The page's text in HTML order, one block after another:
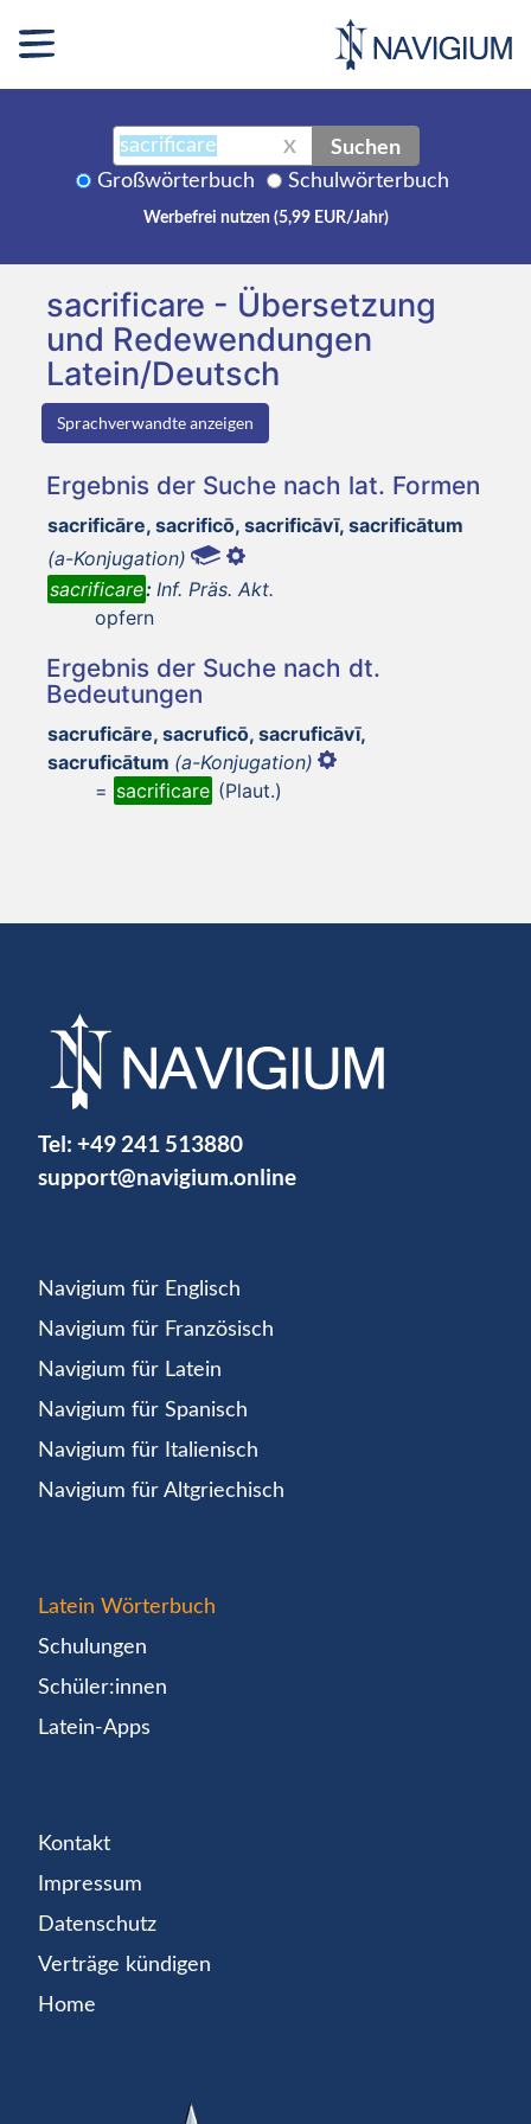
X Suchen
Großwörterbuch Schulwörterbuch
Werbefrei nutzen (5,99 EUR/Jahr)
sacrificare - Übersetzung
und Redewendungen
Latein/Deutsch
Sprachverwandte anzeigen
Ergebnis der Suche nach lat. Formen
sacrificāre, sacrificō, sacrificāvī, sacrificātum
(a-Konjugation)
sacrificare: Inf. Präs. Akt.
opfern
Ergebnis der Suche nach dt.
Bedeutungen
sacruficāre, sacruficō, sacruficāvī,
sacruficātum (a-Konjugation)
= sacrificare (Plaut.)
Tel: +49 241 513880
support@navigium.online
Navigium für Englisch
Navigium für Französisch
Navigium für Latein
Navigium für Spanisch
Navigium für Italienisch
Navigium für Altgriechisch
Latein Wörterbuch
Schulungen
Schüler:innen
Latein-Apps
Kontakt
Impressum
Datenschutz
Verträge kündigen
Home